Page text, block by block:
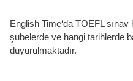
English Time‘da TOEFL sınav
şubelerde ve hangi tarihlerde
duyurulmaktadır.